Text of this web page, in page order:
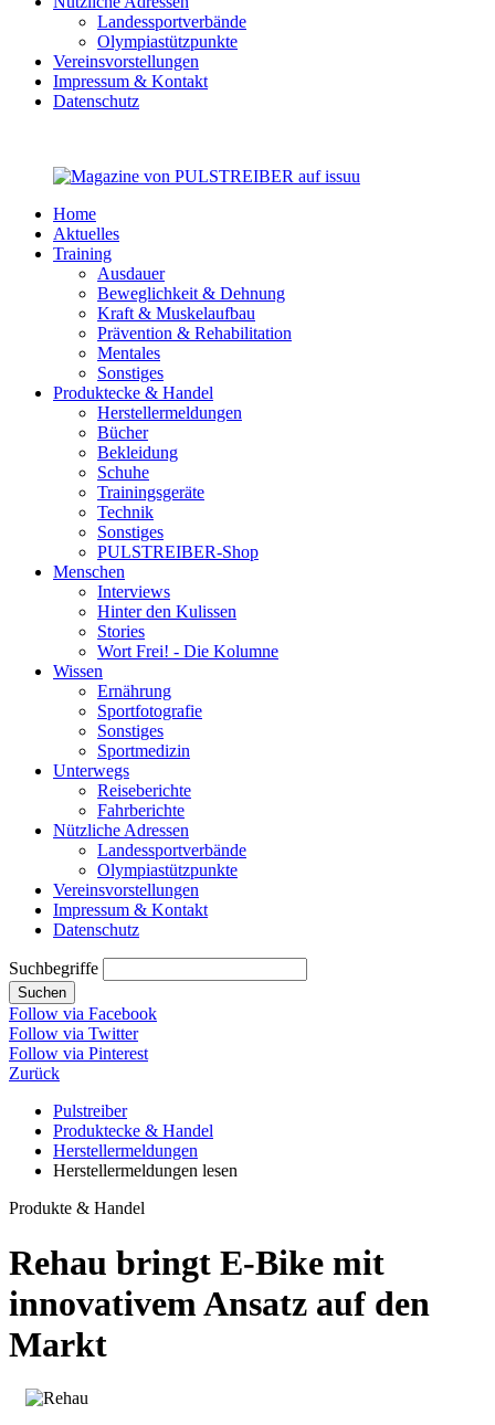
Landessportverbände
Olympiastützpunkte
Vereinsvorstellungen
Impressum & Kontakt
Datenschutz
Home
Aktuelles
Training
Ausdauer
Beweglichkeit & Dehnung
Kraft & Muskelaufbau
Prävention & Rehabilitation
Mentales
Sonstiges
Produktecke & Handel
Herstellermeldungen
Bücher
Bekleidung
Schuhe
Trainingsgeräte
Technik
Sonstiges
PULSTREIBER-Shop
Menschen
Interviews
Hinter den Kulissen
Stories
Wort Frei! - Die Kolumne
Wissen
Ernährung
Sportfotografie
Sonstiges
Sportmedizin
Unterwegs
Reiseberichte
Fahrberichte
Nützliche Adressen
Landessportverbände
Olympiastützpunkte
Vereinsvorstellungen
Impressum & Kontakt
Datenschutz
Suchbegriffe
Suchen
Follow via Facebook
Follow via Twitter
Follow via Pinterest
Zurück
Pulstreiber
Produktecke & Handel
Herstellermeldungen
Herstellermeldungen lesen
Produkte & Handel
Rehau bringt E-Bike mit
innovativem Ansatz auf den
Markt